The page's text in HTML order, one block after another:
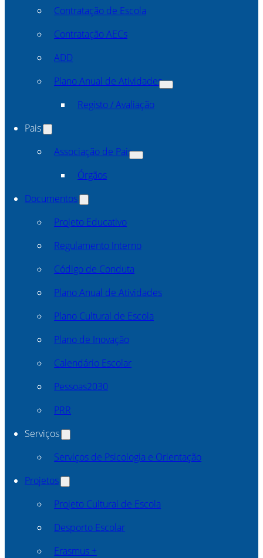
Contratação de Escola
Contratação AECs
ADD
Plano Anual de Atividades
Registo / Avaliação
Pais
Associação de Pais
Órgãos
Documentos
Projeto Educativo
Regulamento Interno
Código de Conduta
Plano Anual de Atividades
Plano Cultural de Escola
Plano de Inovação
Calendário Escolar
Pessoas2030
PRR
Serviços
Serviços de Psicologia e Orientação
Projetos
Projeto Cultural de Escola
Desporto Escolar
Erasmus +